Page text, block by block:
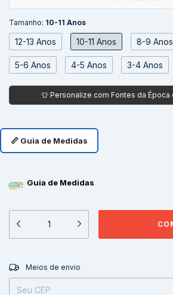
Tamanho: 10-11 Anos
12-13 Anos 10-11 Anos 8-9 Anos
5-6 Anos 4-5 Anos 3-4 Anos
📏 Guia de Medidas
Guia de Medidas
Entregas para o CEP:
Meios de envio